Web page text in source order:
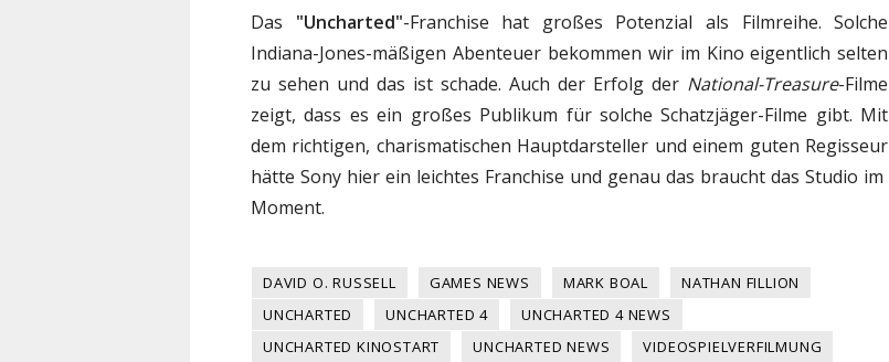
Das "Uncharted"-Franchise hat großes Potenzial als Filmreihe. Solche
Indiana-Jones-mäßigen Abenteuer bekommen wir im Kino eigentlich selten
zu sehen und das ist schade. Auch der Erfolg der National-Treasure-Filme
zeigt, dass es ein großes Publikum für solche Schatzjäger-Filme gibt. Mit
dem richtigen, charismatischen Hauptdarsteller und einem guten Regisseur
hätte Sony hier ein leichtes Franchise und genau das braucht das Studio im
Moment.
DAVID O. RUSSELL GAMES NEWS MARK BOAL
NATHAN FILLION
UNCHARTED
UNCHARTED 4
UNCHARTED 4 NEWS
UNCHARTED KINOSTART
UNCHARTED NEWS VIDEOSPIELVERFILMUNG